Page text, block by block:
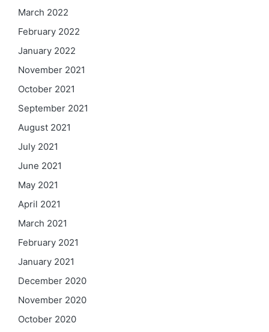
March 2022
February 2022
January 2022
November 2021
October 2021
September 2021
August 2021
July 2021
June 2021
May 2021
April 2021
March 2021
February 2021
January 2021
December 2020
November 2020
October 2020